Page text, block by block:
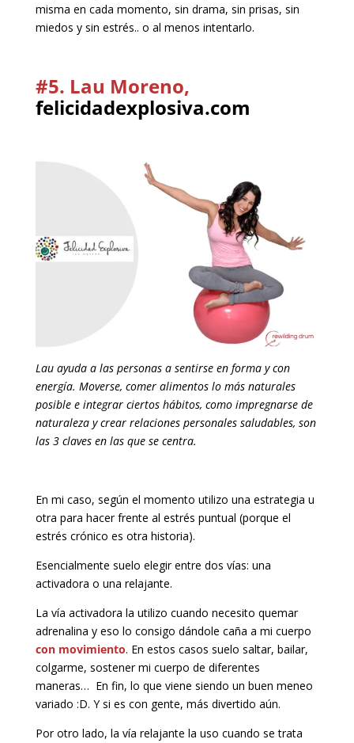
misma en cada momento, sin drama, sin prisas, sin
miedos y sin estrés.. o al menos intentarlo.
#5. Lau Moreno,
felicidadexplosiva.com
Lau ayuda a las personas a sentirse en forma y con
energía. Moverse, comer alimentos lo más naturales
posible e integrar ciertos hábitos, como impregnarse de
naturaleza y crear relaciones personales saludables, son
las 3 claves en las que se centra.
En mi caso, según el momento utilizo una estrategia u
otra para hacer frente al estrés puntual (porque el
estrés crónico es otra historia).
Esencialmente suelo elegir entre dos vías: una
activadora o una relajante.
La vía activadora la utilizo cuando necesito quemar
adrenalina y eso lo consigo dándole caña a mi cuerpo
con movimiento. En estos casos suelo saltar, bailar,
colgarme, sostener mi cuerpo de diferentes
maneras… En fin, lo que viene siendo un buen meneo
variado :D. Y si es con gente, más divertido aún.
Por otro lado, la vía relajante la uso cuando se trata